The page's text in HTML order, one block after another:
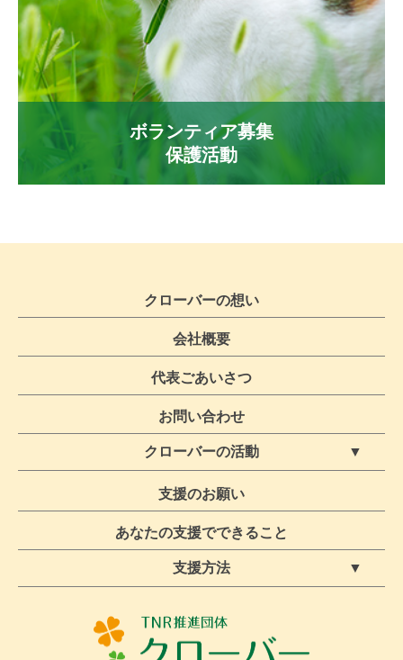
ボランティア募集
保護活動
クローバーの想い
会社概要
代表ごあいさつ
お問い合わせ
クローバーの活動
TNR活動
ボランティア募集・保護活動
クローバー活動ブログ
支援のお願い
あなたの支援でできること
支援方法